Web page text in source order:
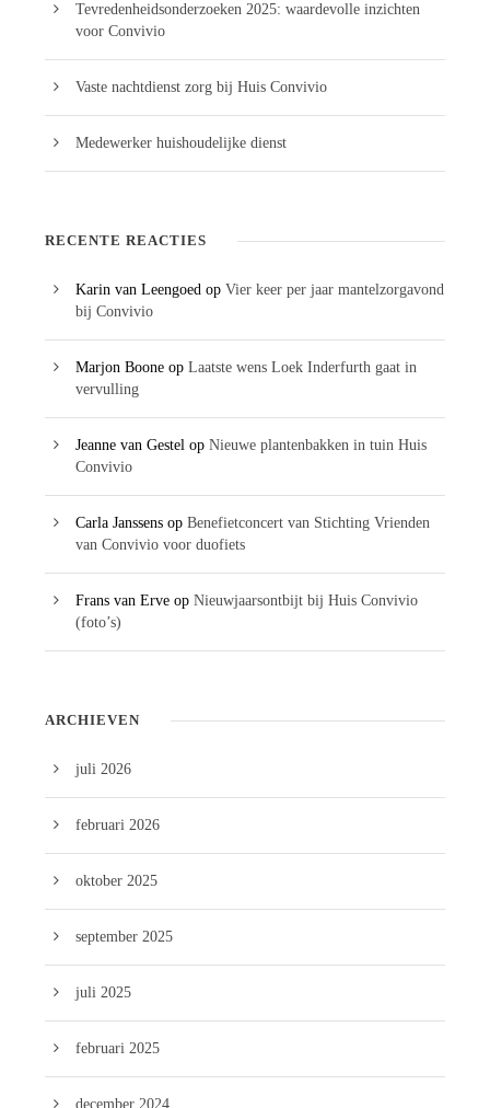
Tevredenheidsonderzoeken 2025: waardevolle inzichten
voor Convivio
Vaste nachtdienst zorg bij Huis Convivio
Medewerker huishoudelijke dienst
RECENTE REACTIES
Karin van Leengoed op Vier keer per jaar mantelzorgavond
bij Convivio
Marjon Boone op Laatste wens Loek Inderfurth gaat in
vervulling
Jeanne van Gestel op Nieuwe plantenbakken in tuin Huis
Convivio
Carla Janssens op Benefietconcert van Stichting Vrienden
van Convivio voor duofiets
Frans van Erve op Nieuwjaarsontbijt bij Huis Convivio
(foto’s)
ARCHIEVEN
juli 2026
februari 2026
oktober 2025
september 2025
juli 2025
februari 2025
december 2024